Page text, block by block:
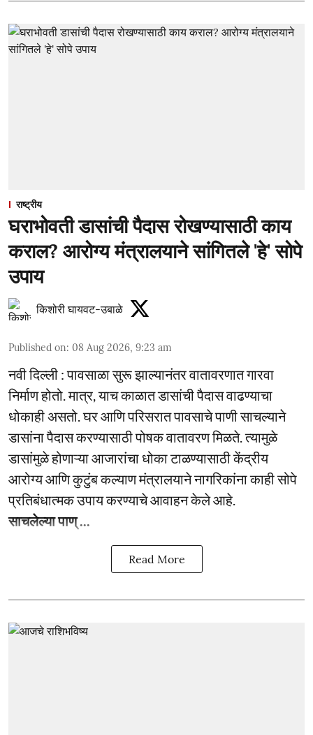
राष्ट्रीय
घराभोवती डासांची पैदास रोखण्यासाठी काय
कराल? आरोग्य मंत्रालयाने सांगितले 'हे' सोपे
उपाय
किशोरी घायवट-उबाळे
Published on: 08 Aug 2026, 9:23 am
नवी दिल्ली : पावसाळा सुरू झाल्यानंतर वातावरणात गारवा
निर्माण होतो. मात्र, याच काळात डासांची पैदास वाढण्याचा
धोकाही असतो. घर आणि परिसरात पावसाचे पाणी साचल्याने
डासांना पैदास करण्यासाठी पोषक वातावरण मिळते. त्यामुळे
डासांमुळे होणाऱ्या आजारांचा धोका टाळण्यासाठी केंद्रीय
आरोग्य आणि कुटुंब कल्याण मंत्रालयाने नागरिकांना काही सोपे
प्रतिबंधात्मक उपाय करण्याचे आवाहन केले आहे.
साचलेल्या पाण् ...
Read More